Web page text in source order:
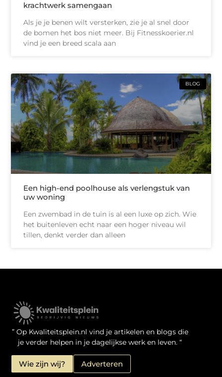
krachtwerk samengaan
Als je je benen wilt versterken, zie je al snel door
de bomen het bos niet meer. Bij Fitnesskoerier.nl
vind je een breed scala aan
BLOG
Een high-end poolhouse als verlengstuk van
uw woning
Een zwembad in de tuin is al een luxe op zich. Wie
het buitenleven echt naar een hoger niveau wil
tillen, denkt verder dan alleen
” Op Kwaliteitsplein.nl vind je artikelen en blogs die
je verder helpen in je dagelijkse werk en leven. “
Wie zijn wij? Adverteren